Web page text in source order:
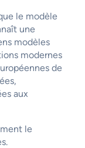
le modèle
une
modèles
modernes
de
aux
le